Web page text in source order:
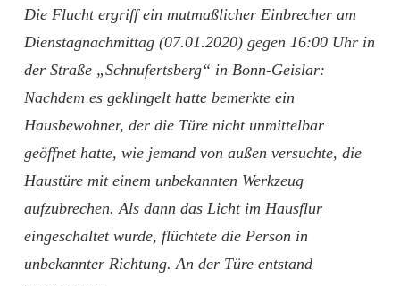
Die Flucht ergriff ein mutmaßlicher Einbrecher am
Dienstagnachmittag (07.01.2020) gegen 16:00 Uhr in
der Straße „Schnufertsberg“ in Bonn-Geislar:
Nachdem es geklingelt hatte bemerkte ein
Hausbewohner, der die Türe nicht unmittelbar
geöffnet hatte, wie jemand von außen versuchte, die
Haustüre mit einem unbekannten Werkzeug
aufzubrechen. Als dann das Licht im Hausflur
eingeschaltet wurde, flüchtete die Person in
unbekannter Richtung. An der Türe entstand